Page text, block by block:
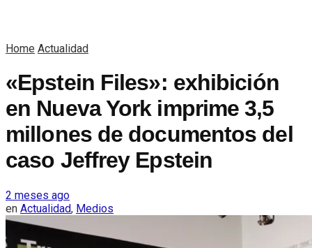
Home Actualidad
«Epstein Files»: exhibición
en Nueva York imprime 3,5
millones de documentos del
caso Jeffrey Epstein
2 meses ago
en Actualidad, Medios